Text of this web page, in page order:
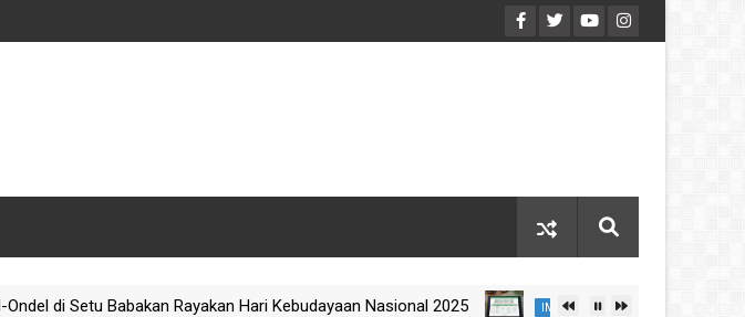
Setu Babakan Rayakan Hari Kebudayaan Nasional 2025 IMSAKIYAH
Jadwal Imsakiyah